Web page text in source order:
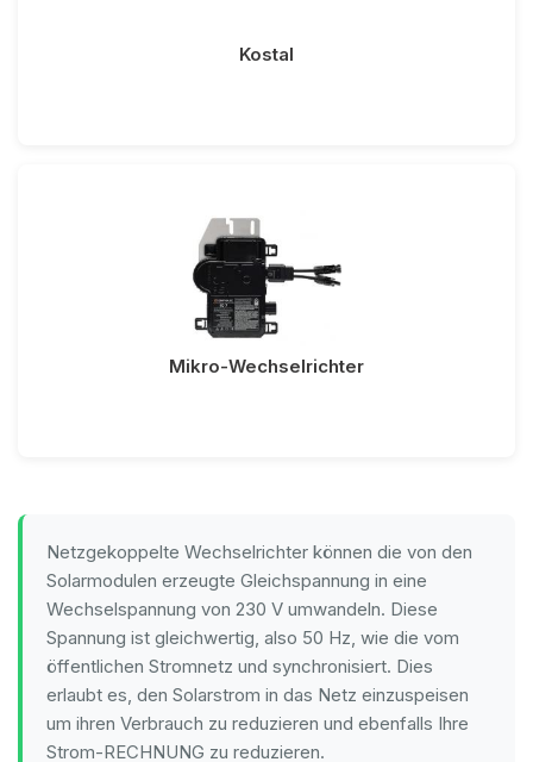
Kostal
Mikro-Wechselrichter
Netzgekoppelte Wechselrichter können die von den
Solarmodulen erzeugte Gleichspannung in eine
Wechselspannung von 230 V umwandeln. Diese
Spannung ist gleichwertig, also 50 Hz, wie die vom
öffentlichen Stromnetz und synchronisiert. Dies
erlaubt es, den Solarstrom in das Netz einzuspeisen
um ihren Verbrauch zu reduzieren und ebenfalls Ihre
Strom-RECHNUNG zu reduzieren.